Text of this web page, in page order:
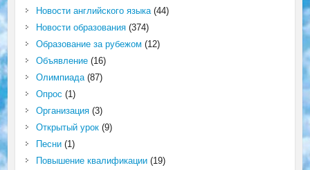
Новости английского языка(44)
Новости образования(374)
Образование за рубежом (12)
Объявление(16)
Олимпиада(87)
Опрос (1)
Организация(3)
Открытый урок(9)
Песни(1)
Повышение квалификации(19)